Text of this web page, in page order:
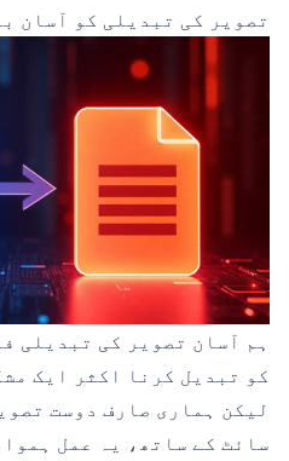
تصویر کی تبدیلی کو آسان
ہم آسان تصویر کی تبدیلی
کو تبدیل کرنا اکثر ایک
لیکن ہماری صارف دوست
سائٹ کے ساتھ، یہ عمل